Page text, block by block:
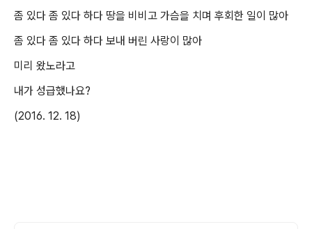
좀 있다 좀 있다 하다 땅을 비비고 가슴을 치며 후회한 일이 많아
좀 있다 좀 있다 하다 보내 버린 사랑이 많아
미리 왔노라고
내가 성급했나요?
(2016. 12. 18)